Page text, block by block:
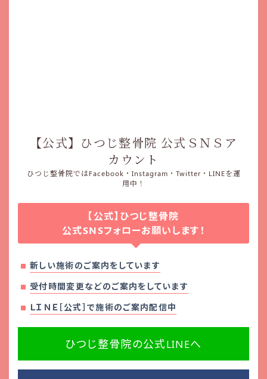
【公式】ひつじ整骨院 公式ＳＮＳア
カウント
ひつじ整骨院ではFacebook・Instagram・Twitter・LINEを運
用中！
【公式】ひつじ整骨院
公式SNSフォローお願いします！
新しい施術のご案内をしています
受付時間変更などのご案内をしています
ＬＩＮＥ［公式］で施術のご案内配信中
ひつじ整骨院の公式LINEへ